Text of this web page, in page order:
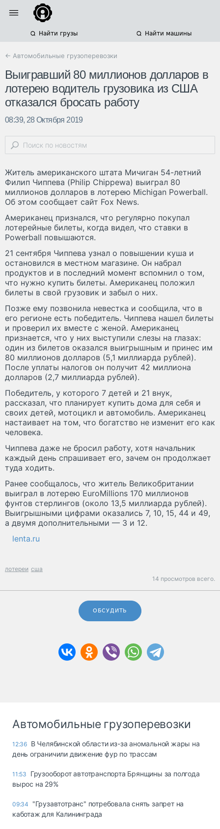
Найти грузы Найти машины
← Автомобильные грузоперевозки
Выигравший 80 миллионов долларов в
лотерею водитель грузовика из США
отказался бросать работу
08:39, 28 Октября 2019
Житель американского штата Мичиган 54-летний
Филип Чиппева (Philip Chippewa) выиграл 80
миллионов долларов в лотерею Michigan Powerball.
Об этом сообщает сайт Fox News.
Американец признался, что регулярно покупал
лотерейные билеты, когда видел, что ставки в
Powerball повышаются.
21 сентября Чиппева узнал о повышении куша и
остановился в местном магазине. Он набрал
продуктов и в последний момент вспомнил о том,
что нужно купить билеты. Американец положил
билеты в свой грузовик и забыл о них.
Позже ему позвонила невестка и сообщила, что в
его регионе есть победитель. Чиппева нашел билеты
и проверил их вместе с женой. Американец
признается, что у них выступили слезы на глазах:
один из билетов оказался выигрышным и принес им
80 миллионов долларов (5,1 миллиарда рублей).
После уплаты налогов он получит 42 миллиона
долларов (2,7 миллиарда рублей).
Победитель, у которого 7 детей и 21 внук,
рассказал, что планирует купить дома для себя и
своих детей, мотоцикл и автомобиль. Американец
настаивает на том, что богатство не изменит его как
человека.
Чиппева даже не бросил работу, хотя начальник
каждый день спрашивает его, зачем он продолжает
туда ходить.
Ранее сообщалось, что житель Великобритании
выиграл в лотерею EuroMillions 170 миллионов
фунтов стерлингов (около 13,5 миллиарда рублей).
Выигрышными цифрами оказались 7, 10, 15, 44 и 49,
а двумя дополнительными — 3 и 12.
lenta.ru
лотереи сша
14 просмотров всего.
ОБСУДИТЬ
Автомобильные грузоперевозки
12:36 В Челябинской области из-за аномальной жары на
день ограничили движение фур по трассам
11:53
Грузооборот автотранспорта Брянщины за полгода
вырос на 29%
09:34
"Грузавтотранс" потребовала снять запрет на
каботаж для Калининграда